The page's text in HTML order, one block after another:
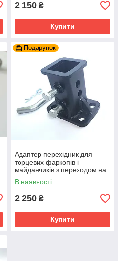
2 150 ₴
Купити
Подарунок
Адаптер перехідник для
торцевих фаркопів і
майданчиків з переходом на
квадратну вставку 50х50 мм.
В наявності
2 250 ₴
Купити